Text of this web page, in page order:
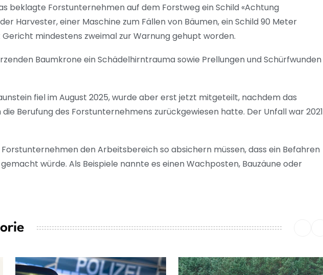
beklagte Forstunternehmen auf dem Forstweg ein Schild «Achtung
Harvester, einer Maschine zum Fällen von Bäumen, ein Schild 90 Meter
mindestens zweimal zur Warnung gehupt worden.
Baumkrone ein Schädelhirntrauma sowie Prellungen und Schürfwunden
fiel im August 2025, wurde aber erst jetzt mitgeteilt, nachdem das
Berufung des Forstunternehmens zurückgewiesen hatte. Der Unfall war 2021
den Arbeitsbereich so absichern müssen, dass ein Befahren
würde. Als Beispiele nannte es einen Wachposten, Bauzäune oder